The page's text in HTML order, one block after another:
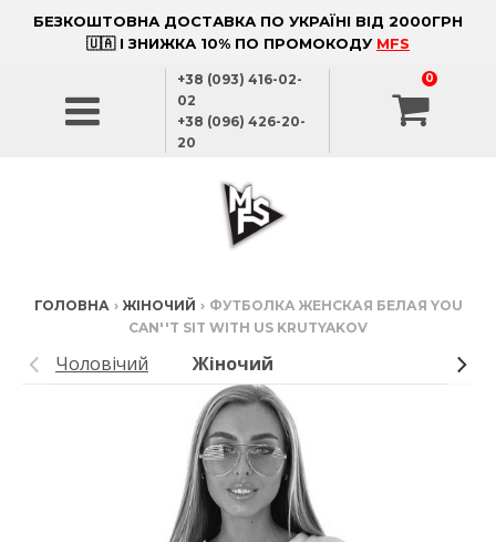
БЕЗКОШТОВНА ДОСТАВКА ПО УКРАЇНІ ВІД 2000ГРН
🇺🇦 І ЗНИЖКА 10% ПО ПРОМОКОДУ MFS
+38 (093) 416-02-
02
+38 (096) 426-20-
20
0
ГОЛОВНА › ЖІНОЧИЙ › ФУТБОЛКА ЖЕНСКАЯ БЕЛАЯ YOU
CAN''T SIT WITH US KRUTYAKOV
Чоловічий Жіночий